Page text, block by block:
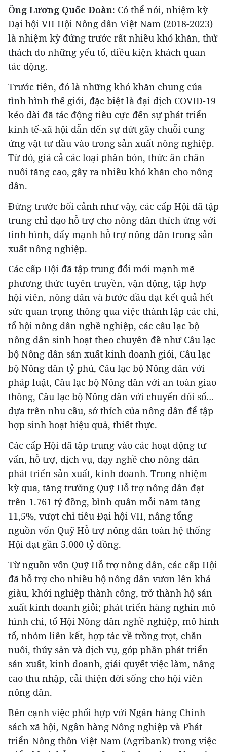
Ông Lương Quốc Đoàn: Có thể nói, nhiệm kỳ
Đại hội VII Hội Nông dân Việt Nam (2018-2023)
là nhiệm kỳ đứng trước rất nhiều khó khăn, thử
thách do những yếu tố, điều kiện khách quan
tác động.
Trước tiên, đó là những khó khăn chung của
tình hình thế giới, đặc biệt là đại dịch COVID-19
kéo dài đã tác động tiêu cực đến sự phát triển
kinh tế-xã hội dẫn đến sự đứt gãy chuỗi cung
ứng vật tư đầu vào trong sản xuất nông nghiệp.
Từ đó, giá cả các loại phân bón, thức ăn chăn
nuôi tăng cao, gây ra nhiều khó khăn cho nông
dân.
Đứng trước bối cảnh như vậy, các cấp Hội đã tập
trung chỉ đạo hỗ trợ cho nông dân thích ứng với
tình hình, đẩy mạnh hỗ trợ nông dân trong sản
xuất nông nghiệp.
Các cấp Hội đã tập trung đổi mới mạnh mẽ
phương thức tuyên truyền, vận động, tập hợp
hội viên, nông dân và bước đầu đạt kết quả hết
sức quan trọng thông qua việc thành lập các chi,
tổ hội nông dân nghề nghiệp, các câu lạc bộ
nông dân sinh hoạt theo chuyên đề như Câu lạc
bộ Nông dân sản xuất kinh doanh giỏi, Câu lạc
bộ Nông dân tỷ phú, Câu lạc bộ Nông dân với
pháp luật, Câu lạc bộ Nông dân với an toàn giao
thông, Câu lạc bộ Nông dân với chuyển đổi số…
dựa trên nhu cầu, sở thích của nông dân để tập
hợp sinh hoạt hiệu quả, thiết thực.
Các cấp Hội đã tập trung vào các hoạt động tư
vấn, hỗ trợ, dịch vụ, dạy nghề cho nông dân
phát triển sản xuất, kinh doanh. Trong nhiệm
kỳ qua, tăng trưởng Quỹ Hỗ trợ nông dân đạt
trên 1.761 tỷ đồng, bình quân mỗi năm tăng
11,5%, vượt chỉ tiêu Đại hội VII, nâng tổng
nguồn vốn Quỹ Hỗ trợ nông dân toàn hệ thống
Hội đạt gần 5.000 tỷ đồng.
Từ nguồn vốn Quỹ Hỗ trợ nông dân, các cấp Hội
đã hỗ trợ cho nhiều hộ nông dân vươn lên khá
giàu, khởi nghiệp thành công, trở thành hộ sản
xuất kinh doanh giỏi; phát triển hàng nghìn mô
hình chi, tổ Hội Nông dân nghề nghiệp, mô hình
tổ, nhóm liên kết, hợp tác về trồng trọt, chăn
nuôi, thủy sản và dịch vụ, góp phần phát triển
sản xuất, kinh doanh, giải quyết việc làm, nâng
cao thu nhập, cải thiện đời sống cho hội viên
nông dân.
Bên cạnh việc phối hợp với Ngân hàng Chính
sách xã hội, Ngân hàng Nông nghiệp và Phát
triển Nông thôn Việt Nam (Agribank) trong việc